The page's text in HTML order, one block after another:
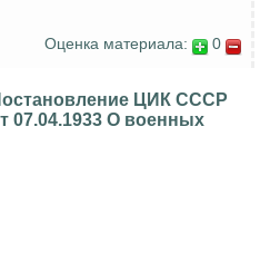
Оценка материала: 0
ЦИК СССР
07.04.1933 О военных